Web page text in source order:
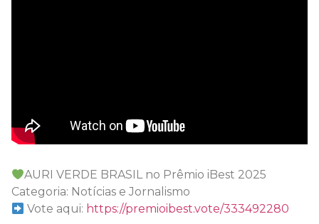
AURI VERDE BRASIL no Prêmio iBest 2025
Categoria: Notícias e Jornalismo
Vote aqui: https://premioibest.vote/333492280